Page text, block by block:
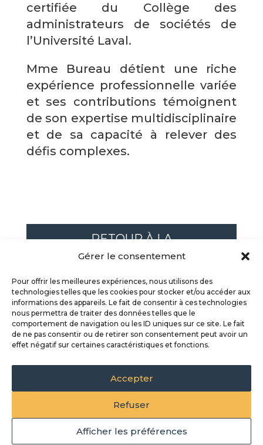
Gérer le consentement
Pour offrir les meilleures expériences, nous utilisons des
technologies telles que les cookies pour stocker et/ou accéder aux
informations des appareils. Le fait de consentir à ces technologies
nous permettra de traiter des données telles que le
comportement de navigation ou les ID uniques sur ce site. Le fait
de ne pas consentir ou de retirer son consentement peut avoir un
effet négatif sur certaines caractéristiques et fonctions.
Accepter
Refuser
Afficher les préférences
certifiée du Collège des
administrateurs de sociétés de
l’Université Laval.
Mme Bureau détient une riche
expérience professionnelle variée
et ses contributions témoignent
de son expertise multidisciplinaire
et de sa capacité à relever des
défis complexes.
RETOUR À LA
PROGRAMMATION
Programme
Partenaires
© 2023 Tous droits réservés Comité 21 Québec | Agnès
Rossignol assume la charge de supervision de la Loi 25 au